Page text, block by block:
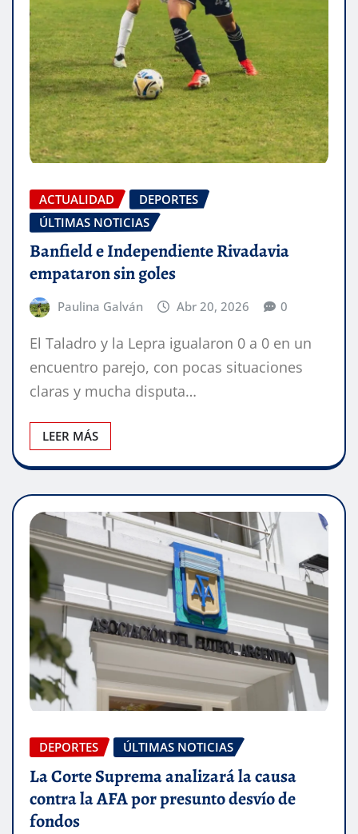
ACTUALIDAD
DEPORTES
ÚLTIMAS NOTICIAS
Banfield e Independiente Rivadavia
empataron sin goles
Paulina Galván Abr 20, 2026 0
El Taladro y la Lepra igualaron 0 a 0 en un
encuentro parejo, con pocas situaciones
claras y mucha disputa…
LEER MÁS
DEPORTES ÚLTIMAS NOTICIAS
La Corte Suprema analizará la causa
contra la AFA por presunto desvío de
fondos